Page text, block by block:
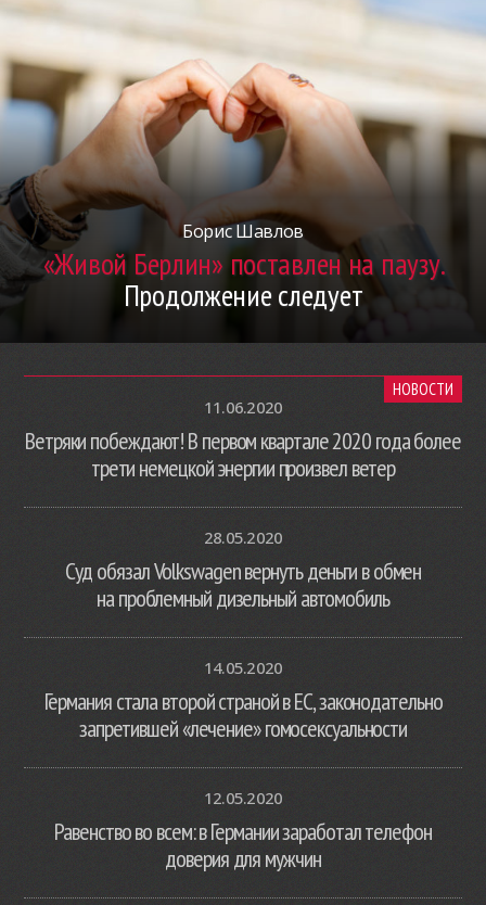
Борис Шавлов
«Живой Берлин» поставлен на паузу.
Продолжение следует
НОВОСТИ
11.06.2020
Ветряки побеждают! В первом квартале 2020 года более
трети немецкой энергии произвел ветер
28.05.2020
Суд обязал Volkswagen вернуть деньги в обмен
на проблемный дизельный автомобиль
14.05.2020
Германия стала второй страной в ЕС, законодательно
запретившей «лечение» гомосексуальности
12.05.2020
Равенство во всем: в Германии заработал телефон
доверия для мужчин